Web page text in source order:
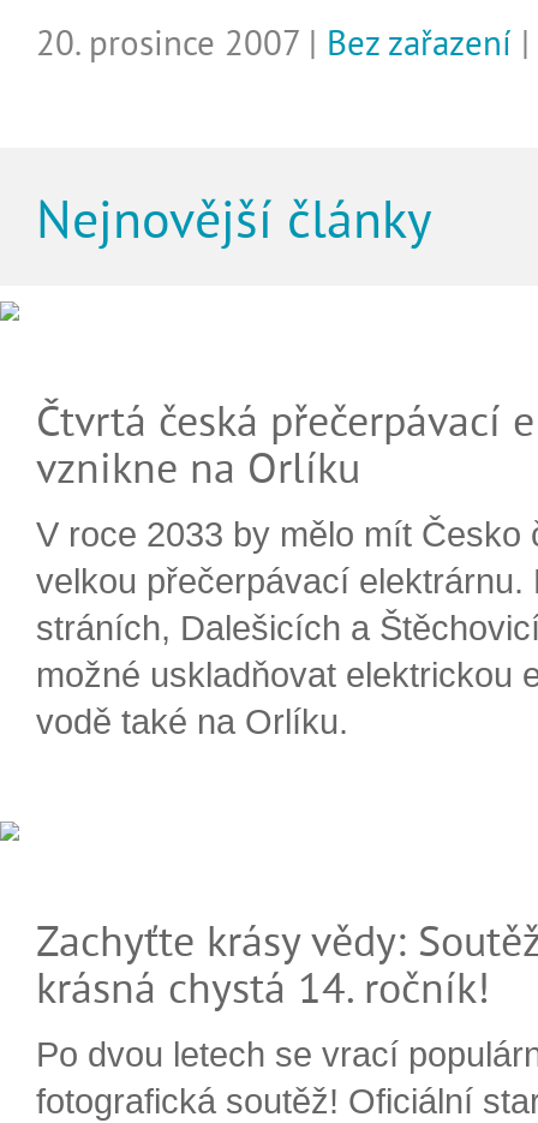
20. prosince 2007 | Bez zařazení |
Nejnovější články
Čtvrtá česká přečerpávací
vznikne na Orlíku
V roce 2033 by mělo mít Česko
velkou přečerpávací elektrárnu.
stráních, Dalešicích a
možné uskladňovat elektrickou
vodě také na Orlíku.
Zachyťte krásy vědy:
krásná chystá 14. ročník!
Po dvou letech se vrací
fotografická soutěž! Oficiální